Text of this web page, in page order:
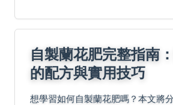
自製蘭花肥完整指南
的配方與實用技巧
想學習如何自製蘭花肥嗎？本文將